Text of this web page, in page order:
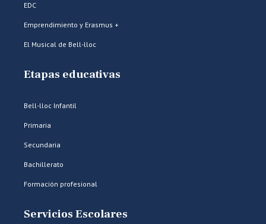
EDC
Emprendimiento y Erasmus +
El Musical de Bell-lloc
Etapas educativas
Bell-lloc Infantil
Primaria
Secundaria
Bachillerato
Formación profesional
Servicios Escolares